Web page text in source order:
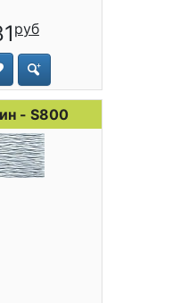
- S800